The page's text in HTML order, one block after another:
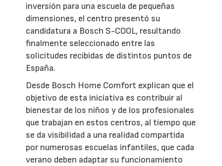
inversión para una escuela de pequeñas
dimensiones, el centro presentó su
candidatura a Bosch S-COOL, resultando
finalmente seleccionado entre las
solicitudes recibidas de distintos puntos de
España.
Desde Bosch Home Comfort explican que el
objetivo de esta iniciativa es contribuir al
bienestar de los niños y de los profesionales
que trabajan en estos centros, al tiempo que
se da visibilidad a una realidad compartida
por numerosas escuelas infantiles, que cada
verano deben adaptar su funcionamiento